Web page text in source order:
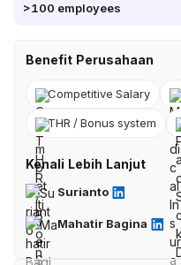
>100 employees
Benefit Perusahaan
Competitive Salary
THR / Bonus system
Kenali Lebih Lanjut
Surianto
Mahatir Bagina